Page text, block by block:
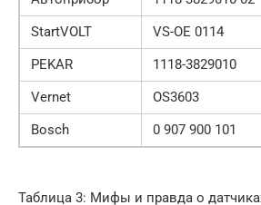
StartVOLT
VS-OE 0114
PEKAR
1118-3829010
Vernet
OS3603
Bosch
0 907 900 101
Таблица 3: Мифы и правда о